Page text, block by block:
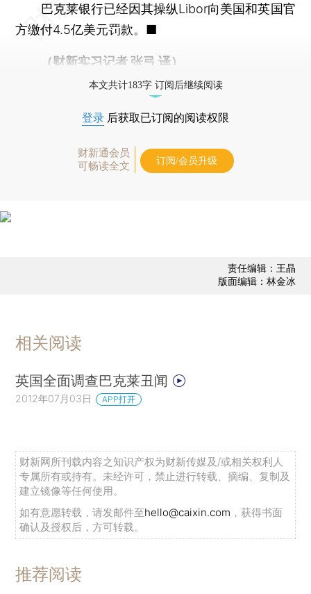
巴克莱银行已经因其操纵Libor向美国和英国官
方缴付4.5亿美元罚款。■
（财新实习记者 张弓 译）
本文共计183字 订阅后继续阅读
登录 后获取已订阅的阅读权限
财新通会员
可畅读全文
订阅/会员升级
责任编辑：王晶
版面编辑：林金冰
相关阅读
英国全面调查巴克莱丑闻
2012年07月03日 APP打开
财新网所刊载内容之知识产权为财新传媒及/或相关权利人
专属所有或持有。未经许可，禁止进行转载、摘编、复制及
建立镜像等任何使用。
如有意愿转载，请发邮件至hello@caixin.com ，获得书面
确认及授权后，方可转载。
推荐阅读